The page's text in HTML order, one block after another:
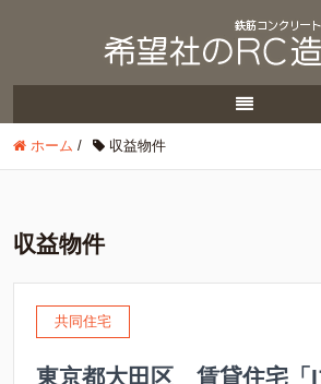
ホーム / 収益物件
収益物件
共同住宅
東京都大田区 賃貸住宅「I